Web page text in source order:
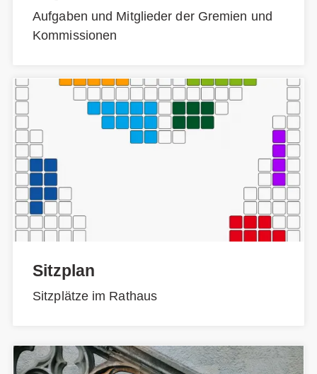
Aufgaben und Mitglieder der Gremien und
Kommissionen
Sitzplan
Sitzplätze im Rathaus